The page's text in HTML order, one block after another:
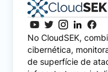
No CloudSEK,
cibernética,
de superfície de